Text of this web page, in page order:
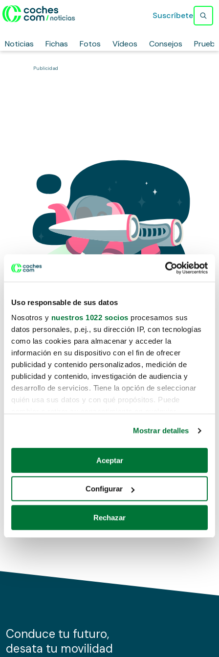
Uso responsable de sus datos
Nosotros y nuestros 1022 socios procesamos sus
datos personales, p.ej., su dirección IP, con tecnologías
como las cookies para almacenar y acceder la
información en su dispositivo con el fin de ofrecer
publicidad y contenido personalizados, medición de
publicidad y contenido, investigación de audiencia y
desarrollo de servicios. Tiene la opción de seleccionar
quién usa sus datos y con qué propósitos. Puede
Si lo permite, también quisiéramos:
Recopilar información sobre su ubicación geográfica
Identificar su dispositivo analizándolo activamente
para buscar características específicas (huellas
Obtenga más información sobre cómo se procesan sus
de cookies.
información sobre el uso que haga del sitio web con
nuestros partners de redes sociales, publicidad y análisis
Mostrar detalles
Aceptar
Configurar
Rechazar
Noticias Fichas Fotos Vídeos Consejos
Suscríbete
Publicidad
Lo sentimos, no sabemos como
te hemos traido hasta aquí.
Pero puedes encontrar el coche que estás
buscando en alguno de estos enlaces:
Coches de segunda mano
Coches de km0
Conduce tu futuro,
desata tu movilidad